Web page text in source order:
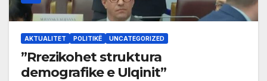
AKTUALITET POLITIKË UNCATEGORIZED
”Rrezikohet struktura
demografike e Ulqinit”